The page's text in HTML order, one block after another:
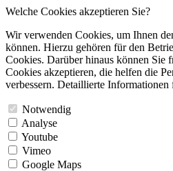
Welche Cookies akzeptieren Sie?
Wir verwenden Cookies, um Ihnen
können. Hierzu gehören für den
Cookies. Darüber hinaus können Sie
Cookies akzeptieren, die helfen die
verbessern. Detaillierte Informationen
Notwendig
Analyse
Youtube
Vimeo
Google Maps